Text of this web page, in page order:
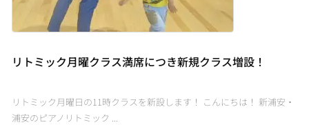
リトミック月曜クラス満席につき新規クラス増設！
リトミック月曜日の11時クラスを新設します！ こんにちは！ 新浦安・
浦安のピアノリトミック ...